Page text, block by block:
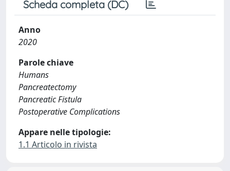
Scheda completa (DC)
Anno
2020
Parole chiave
Humans
Pancreatectomy
Pancreatic Fistula
Postoperative Complications
Appare nelle tipologie:
1.1 Articolo in rivista